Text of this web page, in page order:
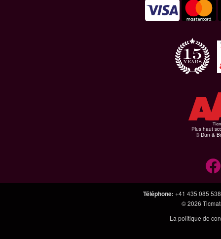
Plus haut
© Dun &
Téléphone: +41 435 085 538
© 2026
La politique de